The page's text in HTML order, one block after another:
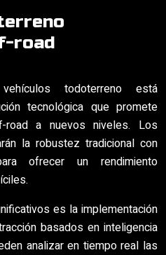
road
todoterreno está
tecnológica que promete
road a nuevos niveles. Los
la robustez tradicional con
ofrecer un rendimiento
es la implementación
basados en inteligencia
analizar en tiempo real las